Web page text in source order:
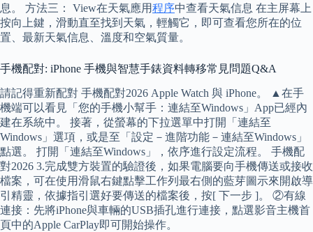
息。 方法三： View在天氣應用程序中查看天氣信息 在主屏幕上
按向上鍵，滑動直至找到天氣，輕觸它，即可查看您所在的位
置、最新天氣信息、溫度和空氣質量。
手機配對: iPhone 手機與智慧手錶資料轉移常見問題Q&A
請記得重新配對 手機配對2026 Apple Watch 與 iPhone。 ▲在手
機端可以看見「您的手機小幫手：連結至Windows」App已經內
建在系統中。 接著，從螢幕的下拉選單中打開「連結至
Windows」選項，或是至「設定－進階功能－連結至Windows」
點選。 打開「連結至Windows」，依序進行設定流程。 手機配
對2026 3.完成雙方裝置的驗證後，如果電腦要向手機傳送或接收
檔案，可在使用滑鼠右鍵點擊工作列最右側的藍芽圖示來開啟導
引精靈，依據指引選好要傳送的檔案後，按[ 下一步 ]。 ②有線
連接：先將iPhone與車輛的USB插孔進行連接，點選影音主機首
頁中的Apple CarPlay即可開始操作。